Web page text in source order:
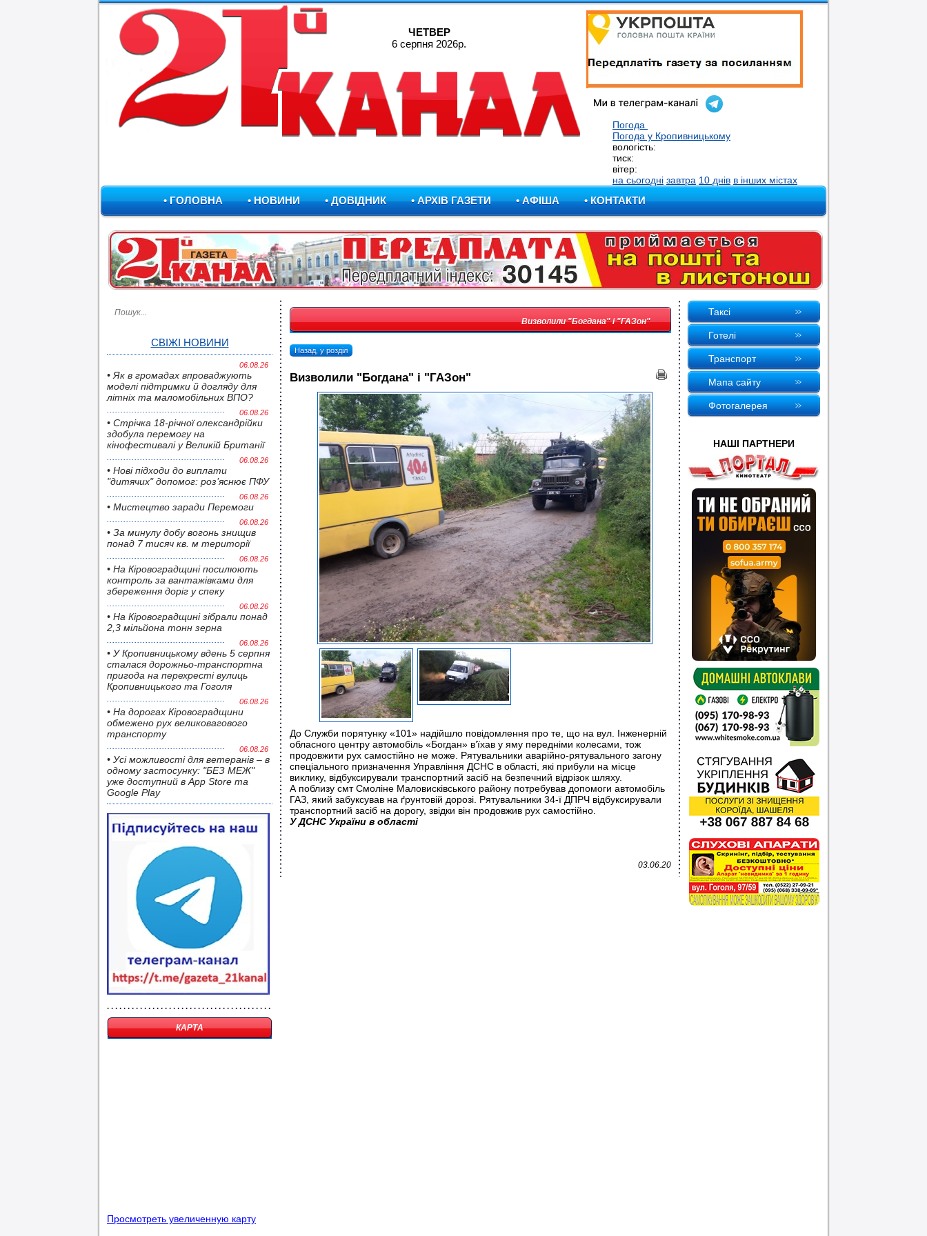
ЧЕТВЕР
6 серпня 2026р.
Погода
Погода у Кропивницькому
вологість:
тиск:
вітер:
на сьогодні завтра 10 днів в інших містах
• ГОЛОВНА • НОВИНИ • ДОВІДНИК • АРХІВ ГАЗЕТИ • АФІША • КОНТАКТИ
СВІЖІ НОВИНИ
06.08.26
• Як в громадах впроваджують
моделі підтримки й догляду для
літніх та маломобільних ВПО?
06.08.26
• Стрічка 18-річної олександрійки
здобула перемогу на
кінофестивалі у Великій Британії
06.08.26
• Нові підходи до виплати
"дитячих" допомог: роз’яснює ПФУ
06.08.26
• Мистецтво заради Перемоги
06.08.26
• За минулу добу вогонь знищив
понад 7 тисяч кв. м території
06.08.26
• На Кіровоградщині посилюють
контроль за вантажівками для
збереження доріг у спеку
06.08.26
• На Кіровоградщині зібрали понад
2,3 мільйона тонн зерна
06.08.26
• У Кропивницькому вдень 5 серпня
сталася дорожньо-транспортна
пригода на перехресті вулиць
Кропивницького та Гоголя
06.08.26
• На дорогах Кіровоградщини
обмежено рух великовагового
транспорту
06.08.26
• Усі можливості для ветеранів – в
одному застосунку: "БЕЗ МЕЖ"
уже доступний в App Store та
Google Play
КАРТА
Просмотреть увеличенную карту
Визволили "Богдана" і "ГАЗон"
Назад, у розділ
Визволили "Богдана" і "ГАЗон"
До Служби порятунку «101» надійшло повідомлення про те, що на вул. Інженерній
обласного центру автомобіль «Богдан» в’їхав у яму передніми колесами, тож
продовжити рух самостійно не може. Рятувальники аварійно-рятувального загону
спеціального призначення Управління ДСНС в області, які прибули на місце
виклику, відбуксирували транспортний засіб на безпечний відрізок шляху.
А поблизу смт Смоліне Маловисківського району потребував допомоги автомобіль
ГАЗ, який забуксував на ґрунтовій дорозі. Рятувальники 34-ї ДПРЧ відбуксирували
транспортний засіб на дорогу, звідки він продовжив рух самостійно.
У ДСНС України в області
03.06.20
Таксi
Готелi
Транспорт
Мапа сайту
Фотогалерея
НАШI ПАРТНЕРИ